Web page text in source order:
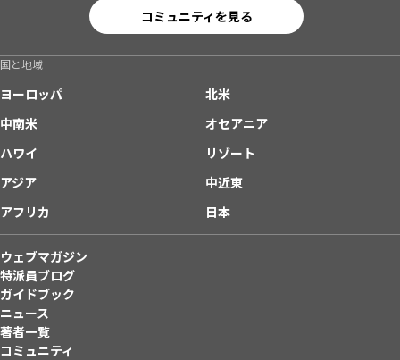
コミュニティを見る
国と地域
ヨーロッパ
北米
中南米
オセアニア
ハワイ
リゾート
アジア
中近東
アフリカ
日本
ウェブマガジン
特派員ブログ
ガイドブック
ニュース
著者一覧
コミュニティ